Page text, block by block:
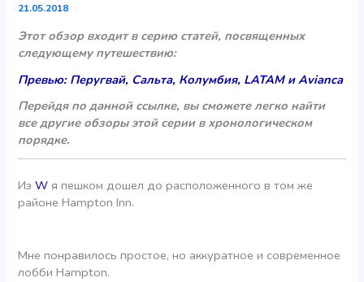
21.05.2018
Этот обзор входит в серию статей, посвященных
следующему путешествию:
Превью: Перугвай, Сальта, Колумбия, LATAM и Avianca
Перейдя по данной ссылке, вы сможете легко найти
все другие обзоры этой серии в хронологическом
порядке.
ИзW я пешком дошел до расположенного в том же
районе Hampton Inn.
Мне понравилось простое, но аккуратное и современное
лобби Hampton.